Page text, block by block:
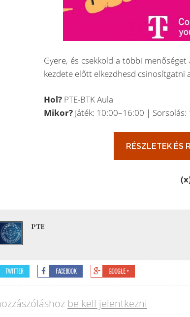
Gyere, és csekkold a többi
kezdete előtt elkezdhesd csinosítgatni
Hol? PTE-BTK Aula
Mikor? Játék: 10:00–16:00 | Sorsolás:
PTE
TWITTER FACEBOOK GOOGLE +
be kell jelentkezni